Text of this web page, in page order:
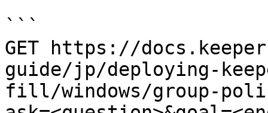
```
GET https://
guide/jp/deploying-
fill/windows/group-